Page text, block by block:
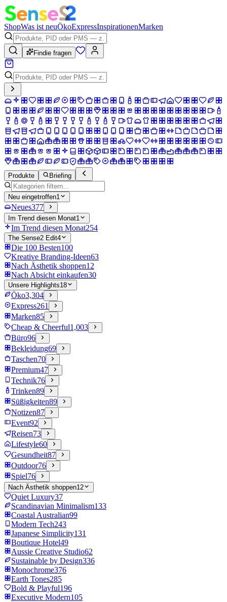
ShopWas ist neuÖkoExpressInspirationenMarken
Findie fragen
Produkte Briefing
Neu eingetroffen1
Neues377
Im Trend diesen Monat1
Im Trend diesen Monat254
The Sense2 Edit4
Die 100 Besten100
Kreative Branding-Ideen63
Nach Ästhetik shoppen12
Nach Absicht einkaufen30
Unsere Highlights18
Öko3,304
Express261
Marken85
Cheap & Cheerful1,003
Büro96
Bekleidung69
Taschen70
Premium47
Technik76
Trinken89
Süßigkeiten89
Notizen87
Event92
Reisen73
Lifestyle60
Gesundheit87
Outdoor76
Spiel76
Nach Ästhetik shoppen12
Quiet Luxury37
Scandinavian Minimalism133
Coastal Australian99
Modern Tech243
Japanese Simplicity131
Boutique Hotel49
Aussie Creative Studio62
Sustainable by Design336
Monochrome376
Earth Tones285
Bold & Playful196
Executive Modern105